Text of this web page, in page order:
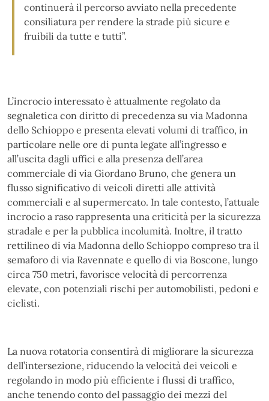
continuerà il percorso avviato nella precedente
consiliatura per rendere la strade più sicure e
fruibili da tutte e tutti”.
L’incrocio interessato è attualmente regolato da
segnaletica con diritto di precedenza su via Madonna
dello Schioppo e presenta elevati volumi di traffico, in
particolare nelle ore di punta legate all’ingresso e
all’uscita dagli uffici e alla presenza dell’area
commerciale di via Giordano Bruno, che genera un
flusso significativo di veicoli diretti alle attività
commerciali e al supermercato. In tale contesto, l’attuale
incrocio a raso rappresenta una criticità per la sicurezza
stradale e per la pubblica incolumità. Inoltre, il tratto
rettilineo di via Madonna dello Schioppo compreso tra il
semaforo di via Ravennate e quello di via Boscone, lungo
circa 750 metri, favorisce velocità di percorrenza
elevate, con potenziali rischi per automobilisti, pedoni e
ciclisti.
La nuova rotatoria consentirà di migliorare la sicurezza
dell’intersezione, riducendo la velocità dei veicoli e
regolando in modo più efficiente i flussi di traffico,
anche tenendo conto del passaggio dei mezzi del